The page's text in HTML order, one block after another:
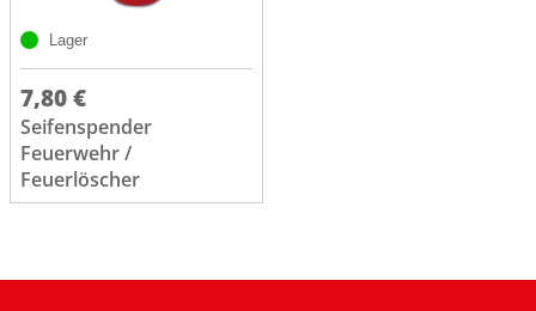
Lager
7,80 €
Seifenspender
Feuerwehr /
Feuerlöscher